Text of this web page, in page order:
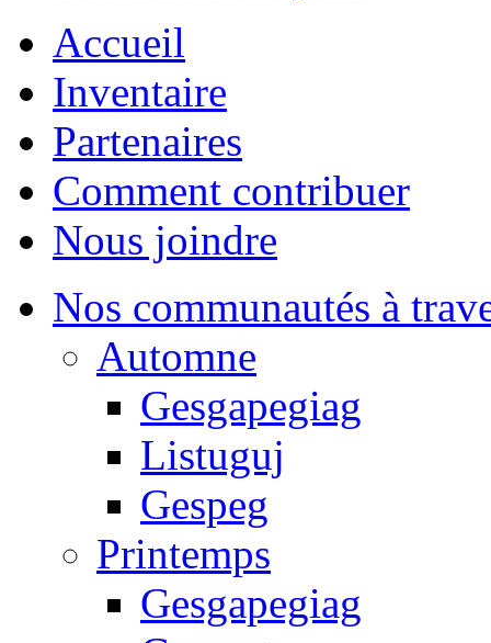
Accueil
Inventaire
Partenaires
Comment contribuer
Nous joindre
Nos communautés à
Automne
Gesgapegiag
Listuguj
Gespeg
Printemps
Gesgapegiag